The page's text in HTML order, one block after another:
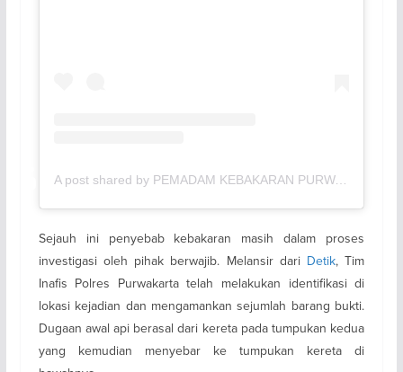
A post shared by PEMADAM KEBAKARAN PURWAKARTA (@damkar_purwakarta)
Sejauh ini penyebab kebakaran masih dalam proses
investigasi oleh pihak berwajib. Melansir dari Detik, Tim
Inafis Polres Purwakarta telah melakukan identifikasi di
lokasi kejadian dan mengamankan sejumlah barang bukti.
Dugaan awal api berasal dari kereta pada tumpukan kedua
yang kemudian menyebar ke tumpukan kereta di